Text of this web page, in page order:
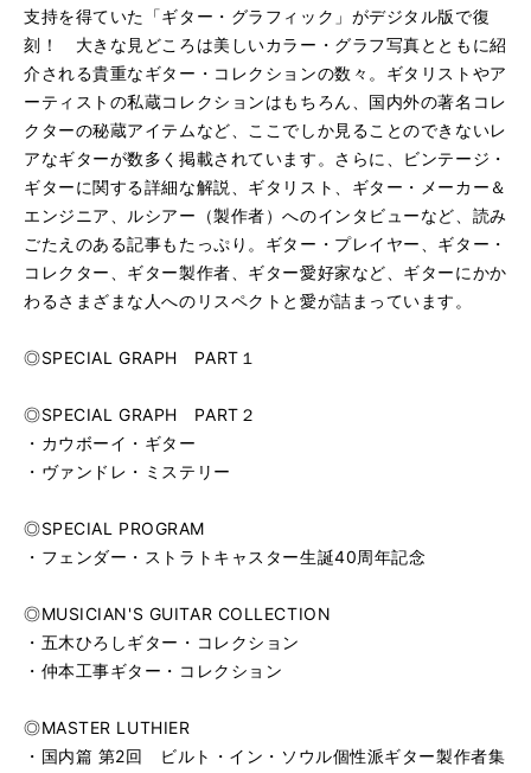
支持を得ていた「ギター・グラフィック」がデジタル版で復
刻！ 大きな見どころは美しいカラー・グラフ写真とともに紹
介される貴重なギター・コレクションの数々。ギタリストやア
ーティストの私蔵コレクションはもちろん、国内外の著名コレ
クターの秘蔵アイテムなど、ここでしか見ることのできないレ
アなギターが数多く掲載されています。さらに、ビンテージ・
ギターに関する詳細な解説、ギタリスト、ギター・メーカー＆
エンジニア、ルシアー（製作者）へのインタビューなど、読み
ごたえのある記事もたっぷり。ギター・プレイヤー、ギター・
コレクター、ギター製作者、ギター愛好家など、ギターにかか
わるさまざまな人へのリスペクトと愛が詰まっています。
◎SPECIAL GRAPH PART１
◎SPECIAL GRAPH PART２
・カウボーイ・ギター
・ヴァンドレ・ミステリー
◎SPECIAL PROGRAM
・フェンダー・ストラトキャスター生誕40周年記念
◎MUSICIAN'S GUITAR COLLECTION
・五木ひろしギター・コレクション
・仲本工事ギター・コレクション
◎MASTER LUTHIER
・国内篇 第2回 ビルト・イン・ソウル個性派ギター製作者集